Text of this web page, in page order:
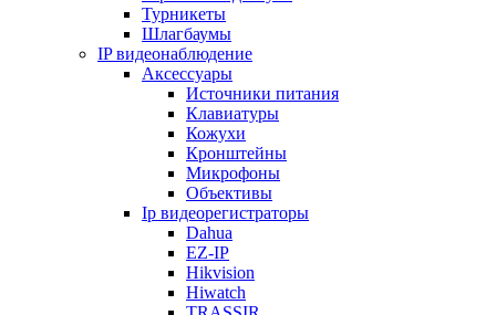
Турникеты
Шлагбаумы
IP видеонаблюдение
Аксессуары
Источники питания
Клавиатуры
Кожухи
Кронштейны
Микрофоны
Объективы
Ip видеорегистраторы
Dahua
EZ-IP
Hikvision
Hiwatch